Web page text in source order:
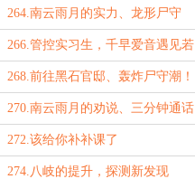
264.南云雨月的实力、龙形尸守
266.管控实习生，千早爱音遇见若
麦
268.前往黑石官邸、轰炸尸守潮！
270.南云雨月的劝说、三分钟通话
272.该给你补补课了
274.八岐的提升，探测新发现